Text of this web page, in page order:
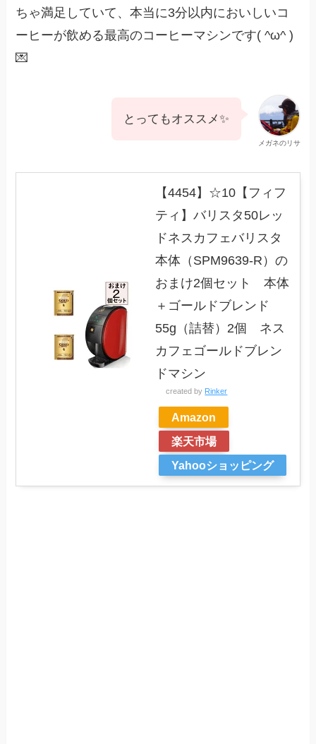
ちゃ満足していて、本当に3分以内においしいコ
ーヒーが飲める最高のコーヒーマシンです( ^ω^ )
💌
メガネのリサ
とってもオススメ✨
【4454】☆10【フィフ
ティ】バリスタ50レッ
ドネスカフェバリスタ
本体（SPM9639-R）の
おまけ2個セット 本体
＋ゴールドブレンド
55g（詰替）2個 ネス
カフェゴールドブレン
ドマシン
created by Rinker
Amazon
楽天市場
Yahooショッピング